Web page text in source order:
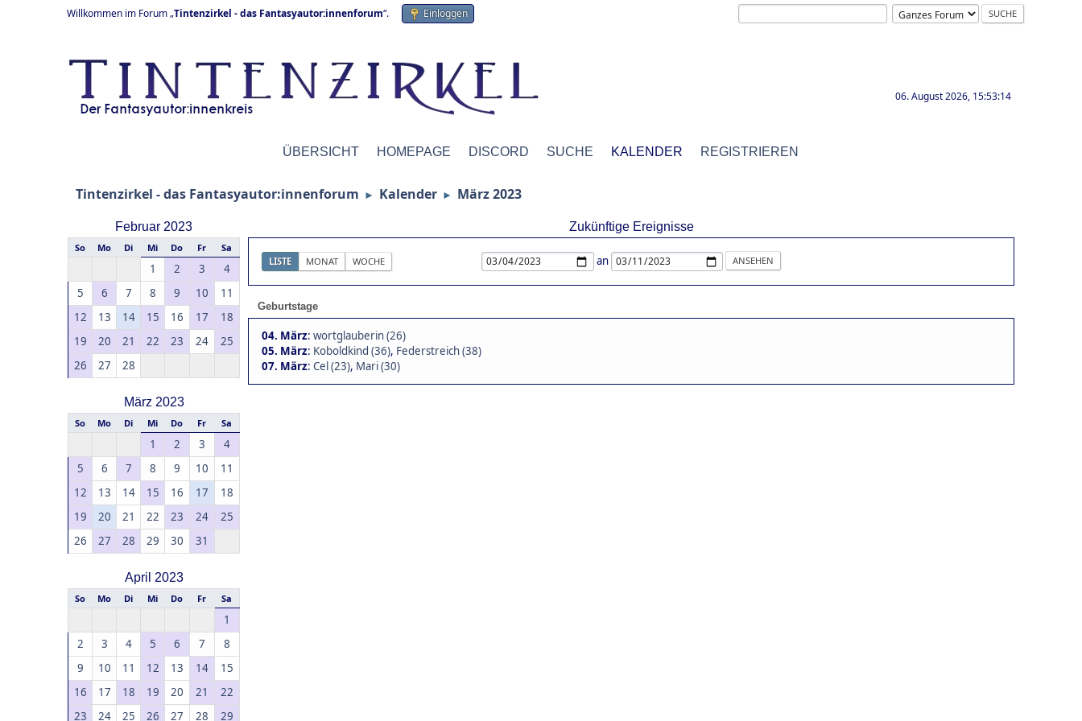
Willkommen im Forum „Tintenzirkel - das Fantasyautor:innenforum“. Einloggen
06. August 2026, 15:53:14
ÜBERSICHT HOMEPAGE DISCORD SUCHE KALENDER REGISTRIEREN
Tintenzirkel - das Fantasyautor:innenforum ► Kalender ► März 2023
Februar 2023
So Mo Di Mi Do Fr Sa
1 2 3
4
5
6 7 8 9 10
11
12
13 14 15 16 17
18
19
20 21 22 23 24
25
26
27 28
März 2023
So Mo Di Mi Do Fr Sa
1 2 3
4
5
6 7 8 9 10
11
12
13 14 15 16 17
18
19
20 21 22 23 24
25
26
27 28 29 30 31
April 2023
So Mo Di Mi Do Fr Sa
1
2
3 4 5 6 7
8
9
10 11 12 13 14
15
16
17 18 19 20 21
22
23
24 25 26 27 28 29
Zukünftige Ereignisse
LISTE MONAT WOCHE an
Geburtstage
04. März: wortglauberin (26)
05. März: Koboldkind (36), Federstreich (38)
07. März: Cel (23), Mari (30)